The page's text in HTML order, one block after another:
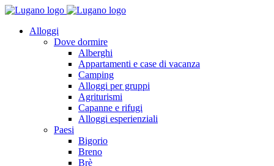
Alloggi
Dove dormire
Alberghi
Appartamenti e case di vacanza
Camping
Alloggi per gruppi
Agriturismi
Capanne e rifugi
Alloggi esperienziali
Paesi
Bigorio
Breno
Brè